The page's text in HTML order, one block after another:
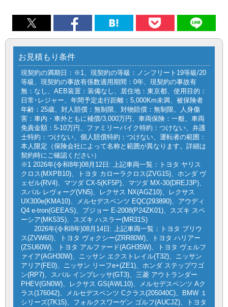
お見積もり条件
現契約の満期日：※1、現契約の等級：ノンフリート19等級/20
等級、現契約の事故有係数適用期間：0年、現契約の事故有
無：なし、AEB装置：装備なし、居住地：東京都、使用目的：
日常･レジャー、年間予定走行距離：5,000Km未満、被保険者
年齢：25歳、対人賠償：無制限、対物賠償：無制限、人身傷
害：車内・車外ともに補償/3,000万円、車両保険：一般、車両
免責金額：5-10万円、ファミリーバイク特約：つけない、弁護
士特約：つけない、個人賠償特約：つけない、運転者の範囲：
本人限定（保険会社によって名称と範囲が異なります。詳細は
契約時にご確認ください）
※1 2026年(令和8年)08月12日: 上記車両一覧：トヨタ ヤリス
クロス(MXPB10)、トヨタ カローラクロス(ZVG15)、ホンダ ヴ
ェゼル(RV4)、マツダ CX-5(KF5P)、マツダ MX-30(DREJ3P)、
スバル レヴォーグ(VN5)、レクサス NX(AGZ10)、レクサス
UX300e(KMA10)、メルセデスベンツ EQC(293890)、アウディ
Q4 e-tron(GEEAS)、プジョー E-2008(P24ZK01)、スズキ スペ
ーシア(MK53S)、スズキ ハスラー(MR31S)
2026年(令和8年)08月14日: 上記車両一覧：トヨタ プリウ
ス(ZVW60)、トヨタ ヴォクシー(ZRR80W)、トヨタ ハリアー
(ZSU60W)、トヨタ アルファード(AGH35W)、トヨタ ヴェルフ
ァイア(AGH30W)、ニッサン エクストレイル(T32)、ニッサン
アリア(FE0)、ニッサン リーフe+(ZE1)、ホンダ ステップワゴ
ン(RP7)、スバル インプレッサ(GT3)、三菱 アウトランダー
PHEV(GN0W)、レクサス GS(AWL10)、メルセデスベンツ Aク
ラス(176042)、メルセデスベンツ Cクラス(205040C)、BMW １
シリーズ(7K15)、フォルクスワーゲン ゴルフ(AUCJZ)、トヨタ